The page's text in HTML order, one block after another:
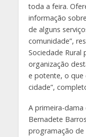
toda a feira.
informação
de alguns
comunidade”,
Sociedade
organização
e potente, o que
cidade”,
A primeira-dama
Bernadete
programação de